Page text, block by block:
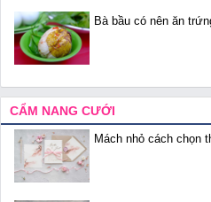
Bà bầu có nên ăn
CẨM NANG CƯỚI
Mách nhỏ cách chọn